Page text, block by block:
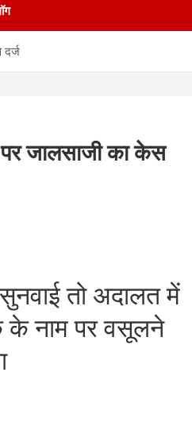
जालसाजी का केस
तो अदालत में
के नाम पर वसूलने